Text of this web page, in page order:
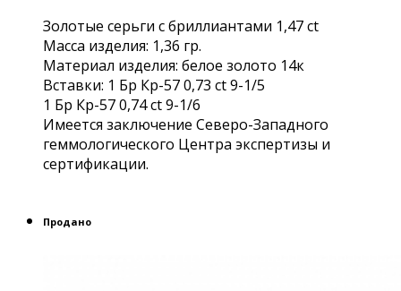
Золотые серьги с бриллиантами 1,47 ct
Масса изделия: 1,36 гр.
Материал изделия: белое золото 14к
Вставки: 1 Бр Кр-57 0,73 ct 9-1/5
1 Бр Кр-57 0,74 ct 9-1/6
Имеется заключение Северо-Западного
геммологического Центра экспертизы и
сертификации.
Продано